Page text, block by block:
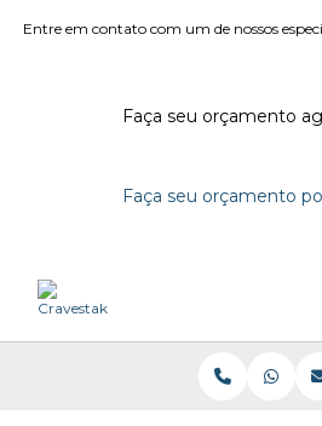
Entre em contato com um de nossos
Faça seu orçamento
Faça seu orçamento